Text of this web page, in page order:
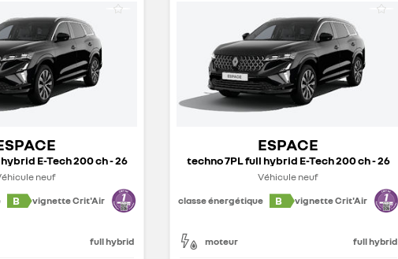
E-Tech 200 ch - 26
neuf
B vignette Crit'Air
full hybrid
ESPACE
techno 7PL full hybrid E-Tech 200 ch - 26
Véhicule neuf
classe énergétique
B vignette Crit'Air
moteur full hybrid